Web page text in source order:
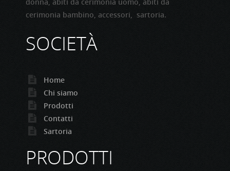
cerimonia bambino, accessori, sartoria.
SOCIETÀ
Home
Chi siamo
Prodotti
Contatti
Sartoria
PRODOTTI